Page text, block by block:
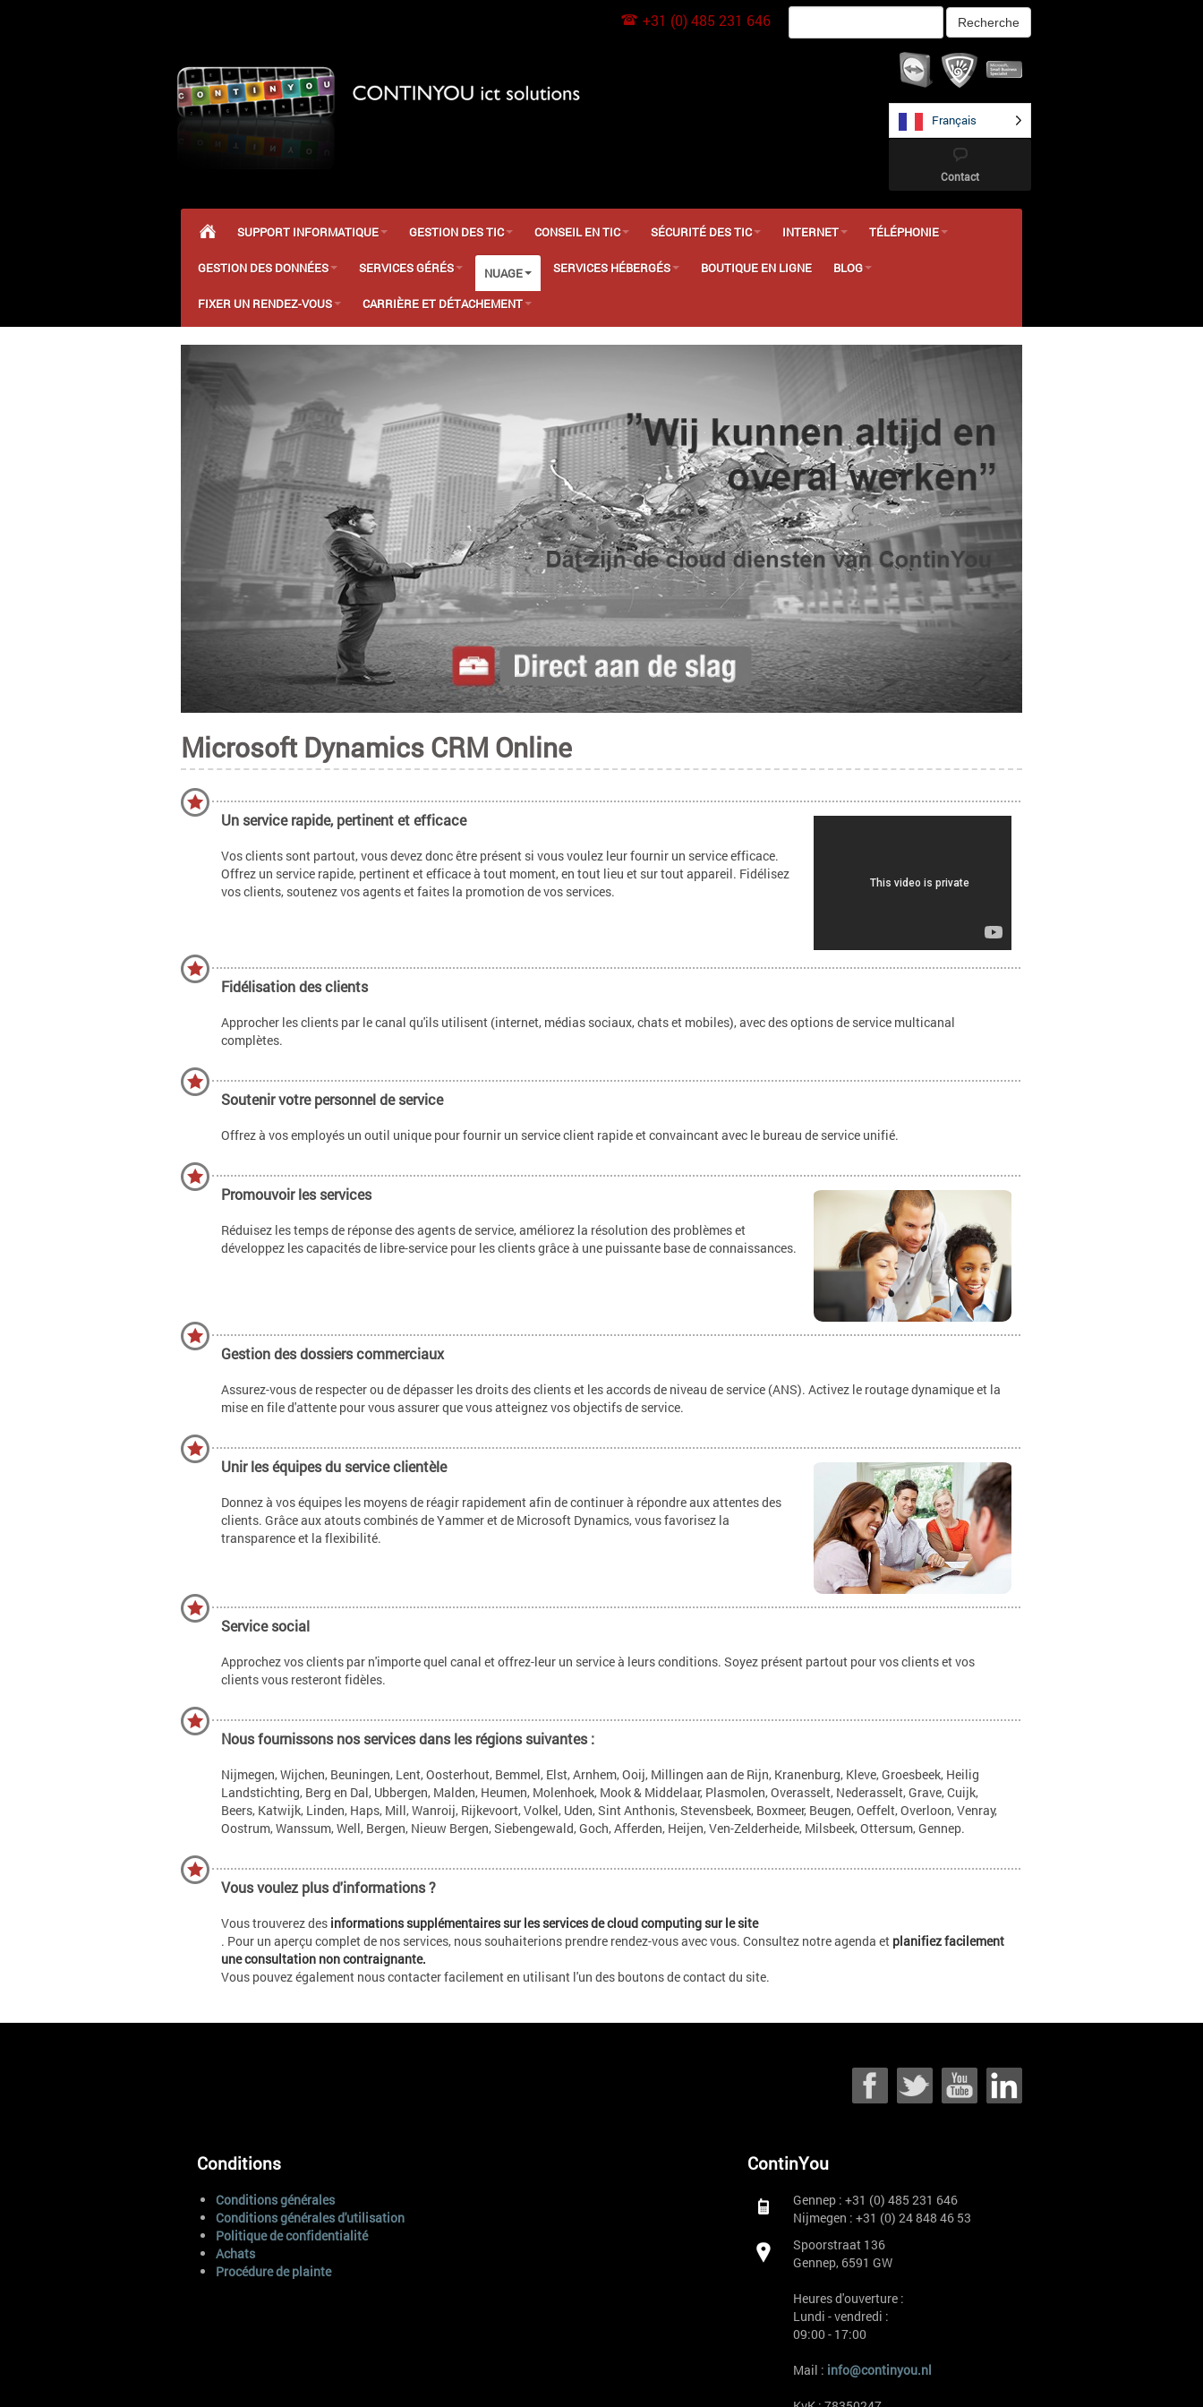
+31 (0) 485 231 646
Français
Contact
SUPPORT INFORMATIQUE GESTION DES TIC CONSEIL EN TIC SÉCURITÉ DES TIC INTERNET TÉLÉPHONIE
GESTION DES DONNÉES SERVICES GÉRÉS NUAGE SERVICES HÉBERGÉS BOUTIQUE EN LIGNE BLOG
FIXER UN RENDEZ-VOUS CARRIÈRE ET DÉTACHEMENT
Microsoft Dynamics CRM Online
Un service rapide, pertinent et efficace
Vos clients sont partout, vous devez donc être présent si vous voulez leur fournir un service efficace.
Offrez un service rapide, pertinent et efficace à tout moment, en tout lieu et sur tout appareil. Fidélisez
vos clients, soutenez vos agents et faites la promotion de vos services.
Fidélisation des clients
Approcher les clients par le canal qu'ils utilisent (internet, médias sociaux, chats et mobiles), avec des options de service multicanal
complètes.
Soutenir votre personnel de service
Offrez à vos employés un outil unique pour fournir un service client rapide et convaincant avec le bureau de service unifié.
Promouvoir les services
Réduisez les temps de réponse des agents de service, améliorez la résolution des problèmes et
développez les capacités de libre-service pour les clients grâce à une puissante base de connaissances.
Gestion des dossiers commerciaux
Assurez-vous de respecter ou de dépasser les droits des clients et les accords de niveau de service (ANS). Activez le routage dynamique et la
mise en file d'attente pour vous assurer que vous atteignez vos objectifs de service.
Unir les équipes du service clientèle
Donnez à vos équipes les moyens de réagir rapidement afin de continuer à répondre aux attentes des
clients. Grâce aux atouts combinés de Yammer et de Microsoft Dynamics, vous favorisez la
transparence et la flexibilité.
Service social
Approchez vos clients par n'importe quel canal et offrez-leur un service à leurs conditions. Soyez présent partout pour vos clients et vos
clients vous resteront fidèles.
Nous fournissons nos services dans les régions suivantes :
Nijmegen, Wijchen, Beuningen, Lent, Oosterhout, Bemmel, Elst, Arnhem, Ooij, Millingen aan de Rijn, Kranenburg, Kleve, Groesbeek, Heilig
Landstichting, Berg en Dal, Ubbergen, Malden, Heumen, Molenhoek, Mook & Middelaar, Plasmolen, Overasselt, Nederasselt, Grave, Cuijk,
Beers, Katwijk, Linden, Haps, Mill, Wanroij, Rijkevoort, Volkel, Uden, Sint Anthonis, Stevensbeek, Boxmeer, Beugen, Oeffelt, Overloon, Venray,
Oostrum, Wanssum, Well, Bergen, Nieuw Bergen, Siebengewald, Goch, Afferden, Heijen, Ven-Zelderheide, Milsbeek, Ottersum, Gennep.
Vous voulez plus d'informations ?
Vous trouverez des informations supplémentaires sur les services de cloud computing sur le site
. Pour un aperçu complet de nos services, nous souhaiterions prendre rendez-vous avec vous. Consultez notre agenda et planifiez facilement
une consultation non contraignante.
Vous pouvez également nous contacter facilement en utilisant l'un des boutons de contact du site.
Conditions
Conditions générales
Conditions générales d'utilisation
Politique de confidentialité
Achats
Procédure de plainte
ContinYou
Gennep : +31 (0) 485 231 646
Nijmegen : +31 (0) 24 848 46 53
Spoorstraat 136
Gennep, 6591 GW
Heures d'ouverture :
Lundi - vendredi :
09:00 - 17:00
Mail : info@continyou.nl